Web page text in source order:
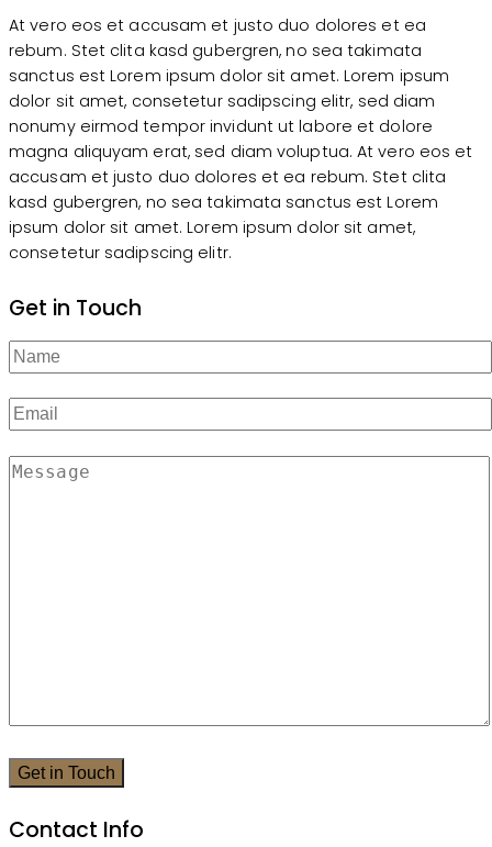
At vero eos et accusam et justo duo dolores et ea
rebum. Stet clita kasd gubergren, no sea takimata
sanctus est Lorem ipsum dolor sit amet. Lorem ipsum
dolor sit amet, consetetur sadipscing elitr, sed diam
nonumy eirmod tempor invidunt ut labore et dolore
magna aliquyam erat, sed diam voluptua. At vero eos et
accusam et justo duo dolores et ea rebum. Stet clita
kasd gubergren, no sea takimata sanctus est Lorem
ipsum dolor sit amet. Lorem ipsum dolor sit amet,
consetetur sadipscing elitr.
Get in Touch
Contact Info